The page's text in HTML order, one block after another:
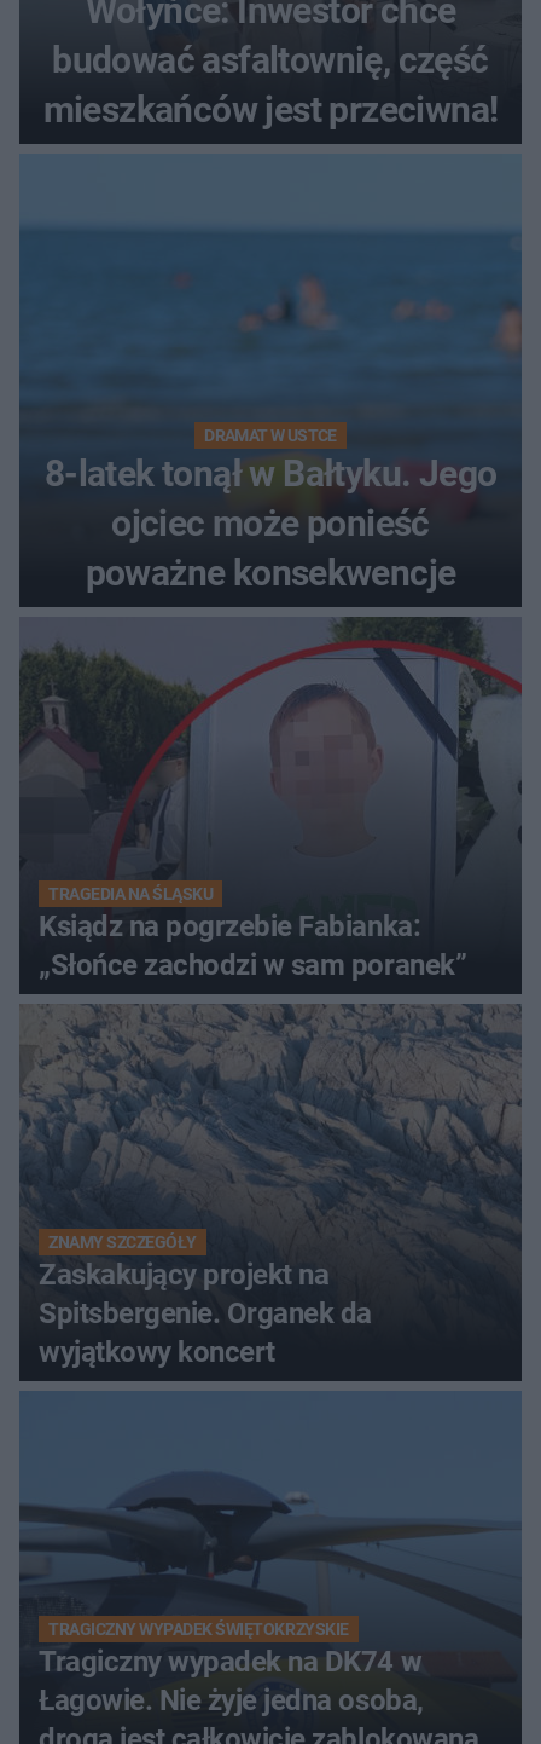
Wołyńce: Inwestor chce
budować asfaltownię, część
mieszkańców jest przeciwna!
DRAMAT W USTCE
8-latek tonął w Bałtyku. Jego
ojciec może ponieść
poważne konsekwencje
TRAGEDIA NA ŚLĄSKU
Ksiądz na pogrzebie Fabianka:
„Słońce zachodzi w sam poranek”
ZNAMY SZCZEGÓŁY
Zaskakujący projekt na
Spitsbergenie. Organek da
wyjątkowy koncert
TRAGICZNY WYPADEK ŚWIĘTOKRZYSKIE
Tragiczny wypadek na DK74 w
Łagowie. Nie żyje jedna osoba,